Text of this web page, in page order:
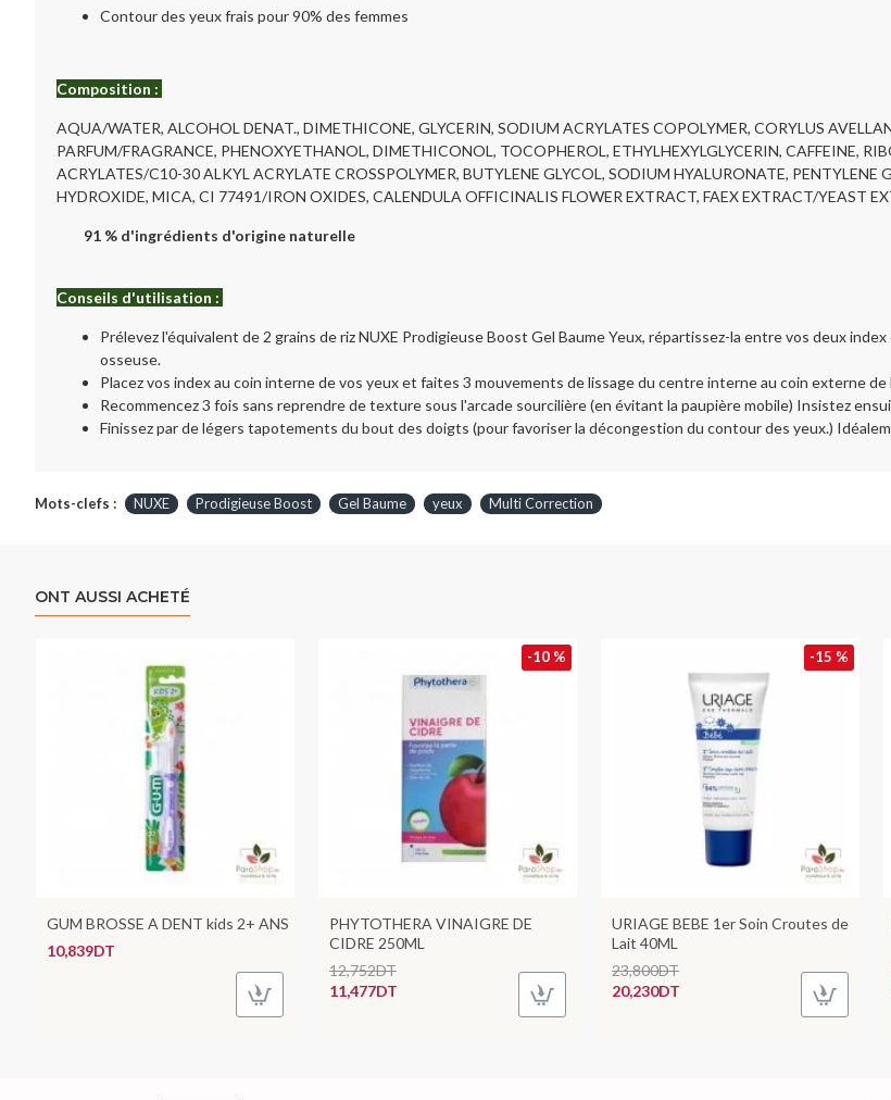
Contour des yeux frais pour 90% des femmes
Composition :
AQUA/WATER, ALCOHOL DENAT., DIMETHICONE, GLYCERIN, SODIUM ACRYLATES COPOLYMER, CORYLUS
PARFUM/FRAGRANCE, PHENOXYETHANOL, DIMETHICONOL, TOCOPHEROL, ETHYLHEXYLGLYCERIN, CAFFEINE,
ACRYLATES/C10-30 ALKYL ACRYLATE CROSSPOLYMER, BUTYLENE GLYCOL, SODIUM HYALURONATE,
HYDROXIDE, MICA, CI 77491/IRON OXIDES, CALENDULA OFFICINALIS FLOWER EXTRACT, FAEX EXTRACT/YEAST
91 % d'ingrédients d'origine naturelle
Conseils d'utilisation :
Prélevez l'équivalent de 2 grains de riz NUXE Prodigieuse Boost Gel Baume Yeux, répartissez-la entre vos deux
osseuse.
Placez vos index au coin interne de vos yeux et faites 3 mouvements de lissage du centre interne au coin externe
Recommencez 3 fois sans reprendre de texture sous l'arcade sourcilière (en évitant la paupière mobile) Insistez
Finissez par de légers tapotements du bout des doigts (pour favoriser la décongestion du contour des yeux.)
Mots-clefs : NUXE Prodigieuse Boost Gel Baume yeux Multi Correction
ONT AUSSI ACHETÉ
GUM BROSSE A DENT kids 2+ ANS
10,839DT
-10 %
PHYTOTHERA VINAIGRE DE
CIDRE 250ML
11,477DT
12,752DT
-15 %
URIAGE BEBE 1er Soin Croutes de
Lait 40ML
20,230DT
23,800DT